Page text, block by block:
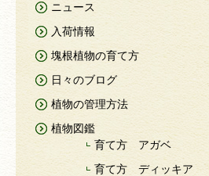
ニュース
入荷情報
塊根植物の育て方
日々のブログ
植物の管理方法
植物図鑑
育て方 アガベ
育て方 ディッキア